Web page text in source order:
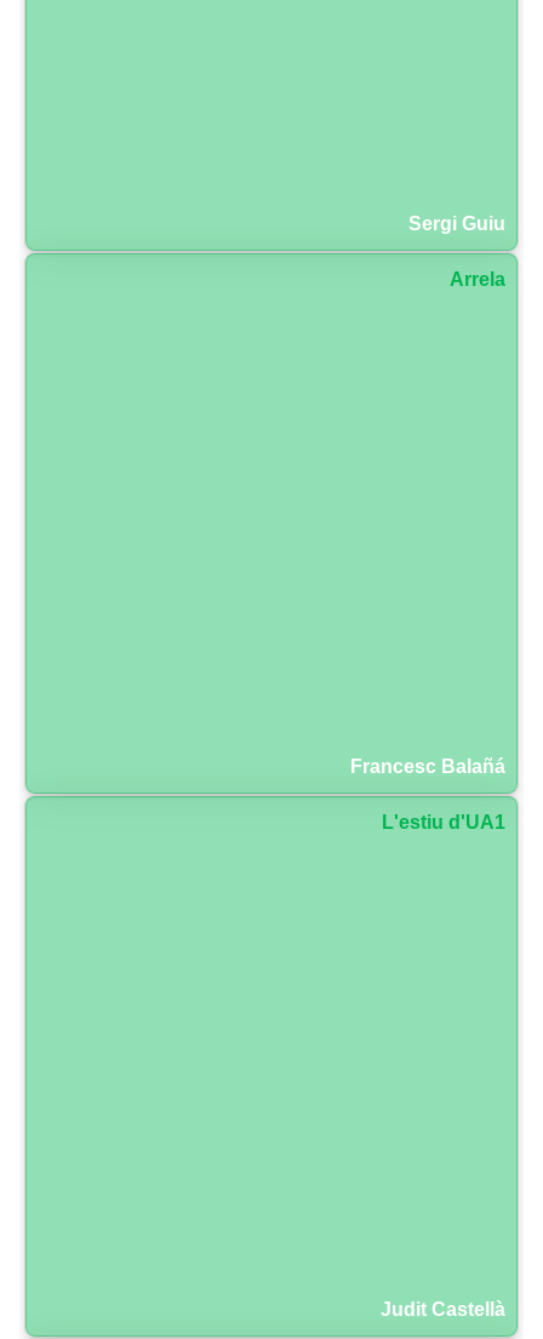
Sergi Guiu
Arrela
Francesc Balañá
L'estiu d'UA1
Judit Castellà